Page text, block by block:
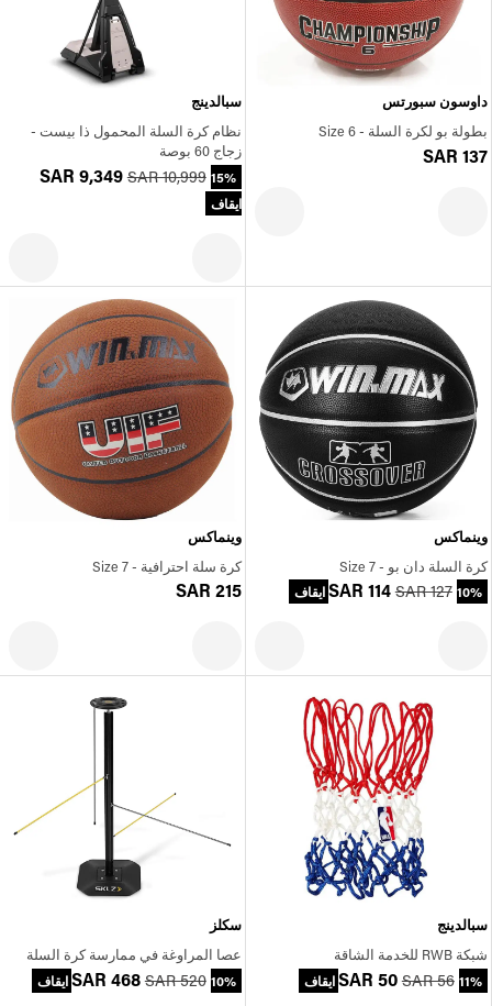
داوسون سبورتس
بطولة بو لكرة السلة - Size 6
SAR 137
سبالدينج
نظام كرة السلة المحمول ذا بيست -
زجاج 60 بوصة
SAR 9,349 SAR 10,999 15%
ايقاف
وينماكس
كرة السلة دان بو - Size 7
SAR 114 SAR 127 10% ايقاف
وينماكس
كرة سلة احترافية - Size 7
SAR 215
سبالدينج
شبكة RWB للخدمة الشاقة
SAR 50 SAR 56 11% ايقاف
سكلز
عصا المراوغة في ممارسة كرة السلة
SAR 468 SAR 520 10% ايقاف